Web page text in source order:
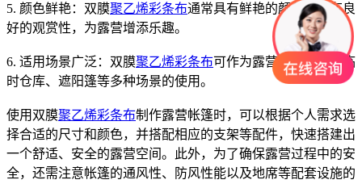
5. 颜色鲜艳：双膜聚乙烯彩条布通常具有鲜艳的颜色，具有良
好的观赏性，为露营增添乐趣。
6. 适用场景广泛：双膜聚乙烯彩条布可作为露营帐篷、户外临
时仓库、遮阳篷等多种场景的使用。
使用双膜聚乙烯彩条布制作露营帐篷时，可以根据个人需求选
择合适的尺寸和颜色，并搭配相应的支架等配件，快速搭建出
一个舒适、安全的露营空间。此外，为了确保露营过程中的安
全，还需注意帐篷的通风性、防风性能以及地席等配套设施的